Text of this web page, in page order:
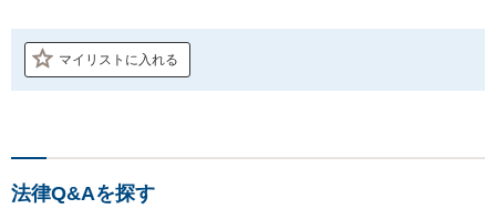
マイリストに入れる
法律Q&Aを探す